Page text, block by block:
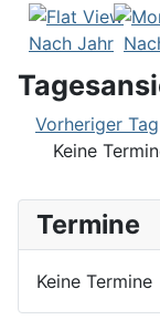
Termine
Keine Termine
Nach Jahr
Vorheriger Tag
Keine